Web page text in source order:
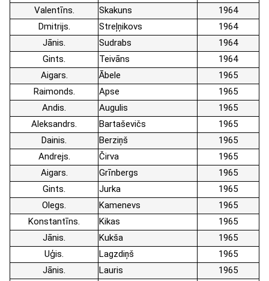
Valentīns
Skakuns
1964
Dmitrijs
Streļņikovs
1964
Jānis
Sudrabs
1964
Gints
Teivāns
1964
Aigars
Ābele
1965
Raimonds
Apse
1965
Andis
Augulis
1965
Aleksandrs
Bartaševičs
1965
Dainis
Berziņš
1965
Andrejs
Čirva
1965
Aigars
Grīnbergs
1965
Gints
Jurka
1965
Olegs
Kamenevs
1965
Konstantīns
Kikas
1965
Jānis
Kukša
1965
Uģis
Lagzdiņš
1965
Jānis
Lauris 1965